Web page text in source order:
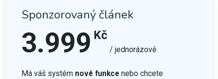
Sponzorovaný článek
3.999 Kč
/ jednorázově
Má váš systém nové funkce nebo chcete